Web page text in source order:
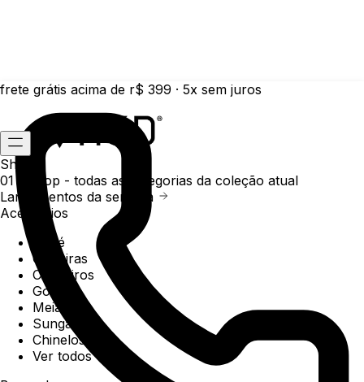
frete grátis acima de r$ 399 · 5x sem juros
Shop
01 /
Shop - todas as categorias da coleção atual
Lançamentos da semana
Acessórios
Boné
Carteiras
Chaveiros
Gorros
Meias
Sunga
Chinelos
Ver todos